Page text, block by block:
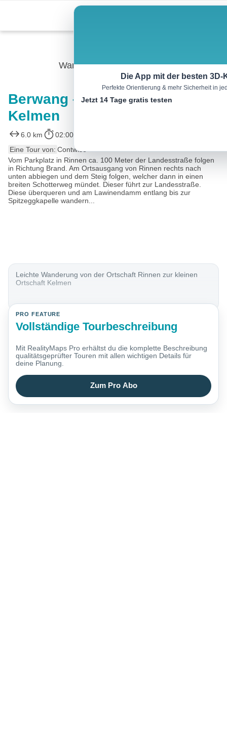
content
Wandern
Berwang – Von Rinnen nach
Kelmen
6.0 km 02:00 h
Eine Tour von: Contwise
Vom Parkplatz in Rinnen ca. 100 Meter der Landesstraße folgen
in Richtung Brand. Am Ortsausgang von Rinnen rechts nach
unten abbiegen und dem Steig folgen, welcher dann in einen
breiten Schotterweg mündet. Dieser führt zur Landesstraße.
Diese überqueren und am Lawinendamm entlang bis zur
Spitzeggkapelle wandern...
Leichte Wanderung von der Ortschaft Rinnen zur kleinen
Ortschaft Kelmen
PRO FEATURE
Vollständige Tourbeschreibung
Mit RealityMaps Pro erhältst du die komplette Beschreibung
qualitätsgeprüfter Touren mit allen wichtigen Details für
deine Planung.
Zum Pro Abo
Die App mit der besten 3D-
Perfekte Orientierung & mehr Sicherheit in
Jetzt 14 Tage gratis testen